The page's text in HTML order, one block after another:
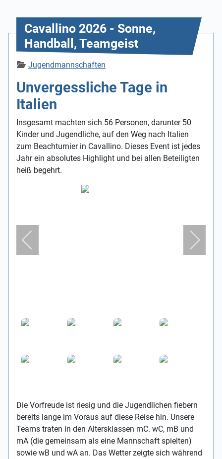
Cavallino 2026 - Sonne,
Handball, Teamgeist
DetailsJugendmannschaften
Unvergessliche Tage in
Italien
Insgesamt machten sich 56 Personen, darunter 50
Kinder und Jugendliche, auf den Weg nach Italien
zum Beachturnier in Cavallino. Dieses Event ist jedes
Jahr ein absolutes Highlight und bei allen Beteiligten
heiß begehrt.
Die Vorfreude ist riesig und die Jugendlichen fiebern
bereits lange im Voraus auf diese Reise hin. Unsere
Teams traten in den Altersklassen mC. wC, mB und
mA (die gemeinsam als eine Mannschaft spielten)
sowie wB und wA an. Das Wetter zeigte sich während